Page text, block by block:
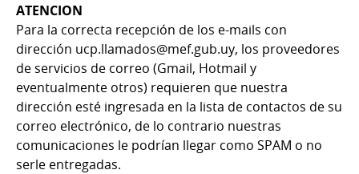
ATENCION
Para la correcta recepción de los e-mails con
dirección ucp.llamados@mef.gub.uy, los proveedores
de servicios de correo (Gmail, Hotmail y
eventualmente otros) requieren que nuestra
dirección esté ingresada en la lista de contactos de su
correo electrónico, de lo contrario nuestras
comunicaciones le podrían llegar como SPAM o no
serle entregadas.